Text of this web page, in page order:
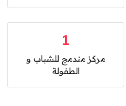
1
مركز مندمج للشباب و
الطفولة